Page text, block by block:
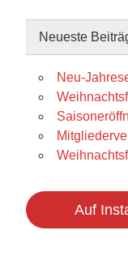
Neueste
Neu-
Auf